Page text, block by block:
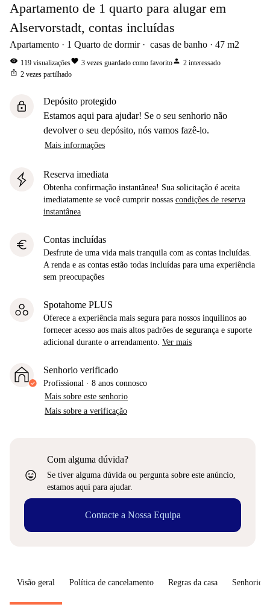
Apartamento de 1 quarto para alugar em
Alservorstadt, contas incluídas
Apartamento 1 Quarto de dormir casas de banho 47 m2
visibility 119 visualizaçõesfavorite 3 vezes guardado como favoritoperson 2 interessado
ios_share 2 vezes partilhado
lock
Depósito protegido
Estamos aqui para ajudar! Se o seu senhorio não
devolver o seu depósito, nós vamos fazê-lo.
Mais informações
Reserva imediata
Obtenha confirmação instantânea! Sua solicitação é aceita
imediatamente se você cumprir nossas condições de reserva
instantânea
euro Contas incluídas
Desfrute de uma vida mais tranquila com as contas incluídas.
A renda e as contas estão todas incluídas para uma experiência
sem preocupações
Spotahome PLUS
Oferece a experiência mais segura para nossos inquilinos ao
fornecer acesso aos mais altos padrões de segurança e suporte
adicional durante o arrendamento. Ver mais
Senhorio verificado
Profissional · 8 anos connosco
Mais sobre este senhorio
Mais sobre a verificação
sentiment_very_satisfied
Com alguma dúvida?
Se tiver alguma dúvida ou pergunta sobre este anúncio,
estamos aqui para ajudar.
Contacte a Nossa Equipa
Visão geral Política de cancelamento Regras da casa Senhorio